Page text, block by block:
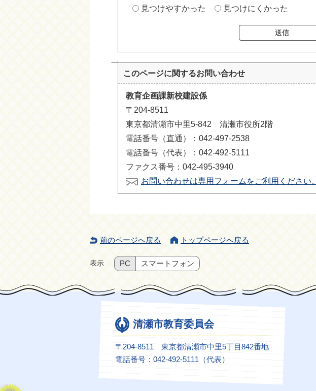
見つけやすかった
見つけにくかった
送信
このページに関するお問い合わせ
教育企画課新校建設係
〒204-8511
東京都清瀬市中里5-842 清瀬市役所2階
電話番号（直通）：042-497-2538
電話番号（代表）：042-492-5111
ファクス番号：042-495-3940
お問い合わせは専用フォームをご利用ください。
前のページへ戻る トップページへ戻る
表示 PC スマートフォン
清瀬市教育委員会
〒204-8511 東京都清瀬市中里5丁目842番地
電話番号：042-492-5111（代表）